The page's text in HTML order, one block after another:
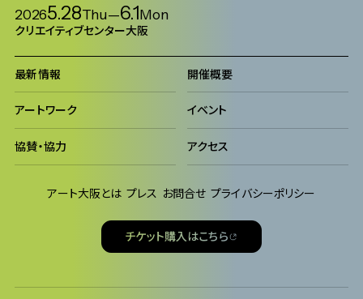
20265.28Thu—6.1Mon
クリエイティブセンター大阪
最新情報 開催概要
アートワーク イベント
協賛・協力 アクセス
アート大阪とは プレス お問合せ プライバシーポリシー
チケット購入はこちら